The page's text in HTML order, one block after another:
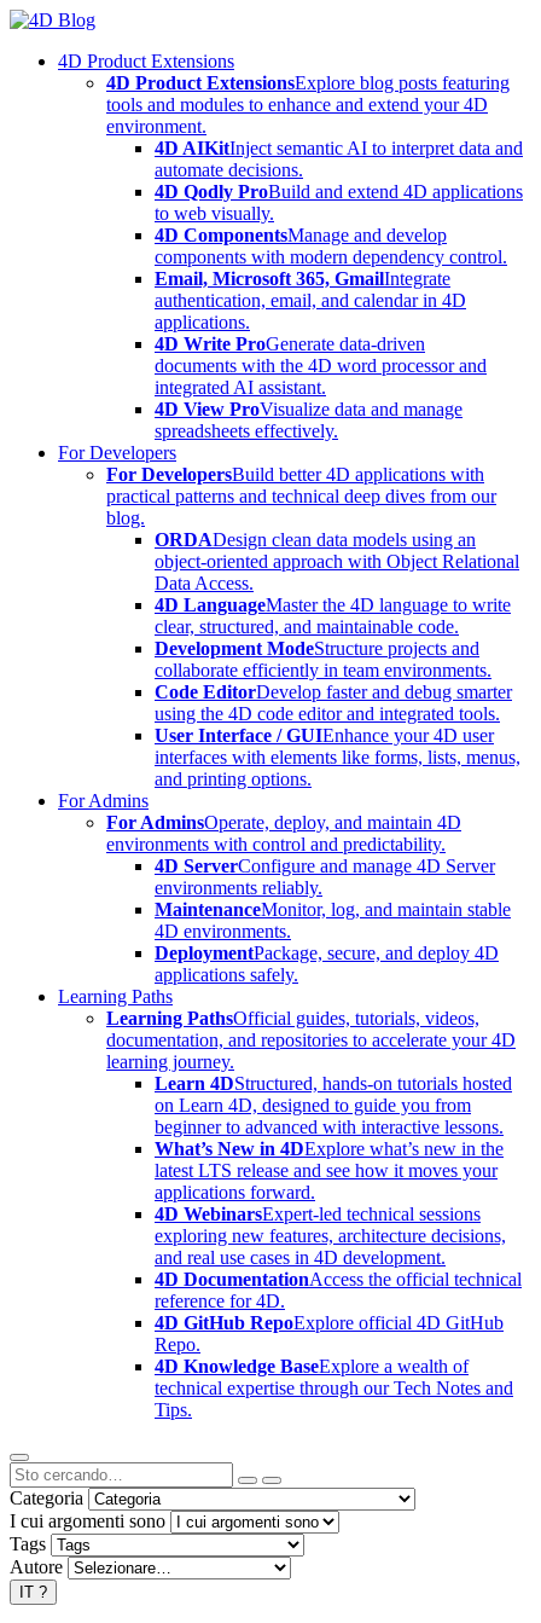
Skip
content4D Product Extensions
4D Product ExtensionsExplore blog posts featuring
tools and modules to enhance and extend your 4D
environment.
4D AIKitInject semantic AI to interpret data and
automate decisions.
4D Qodly ProBuild and extend 4D applications
to web visually.
4D ComponentsManage and develop
components with modern dependency control.
Email, Microsoft 365, GmailIntegrate
authentication, email, and calendar in 4D
applications.
4D Write ProGenerate data-driven
documents with the 4D word processor and
integrated AI assistant.
4D View ProVisualize data and manage
spreadsheets effectively.
For Developers
For DevelopersBuild better 4D applications with
practical patterns and technical deep dives from our
blog.
ORDADesign clean data models using an
object-oriented approach with Object Relational
Data Access.
4D LanguageMaster the 4D language to write
clear, structured, and maintainable code.
Development ModeStructure projects and
collaborate efficiently in team environments.
Code EditorDevelop faster and debug smarter
using the 4D code editor and integrated tools.
User Interface / GUIEnhance your 4D user
interfaces with elements like forms, lists, menus,
and printing options.
For Admins
For AdminsOperate, deploy, and maintain 4D
environments with control and predictability.
4D ServerConfigure and manage 4D Server
environments reliably.
MaintenanceMonitor, log, and maintain stable
4D environments.
DeploymentPackage, secure, and deploy 4D
applications safely.
Learning Paths
Learning PathsOfficial guides, tutorials, videos,
documentation, and repositories to accelerate your 4D
learning journey.
Learn 4DStructured, hands-on tutorials hosted
on Learn 4D, designed to guide you from
beginner to advanced with interactive lessons.
What’s New in 4DExplore what’s new in the
latest LTS release and see how it moves your
applications forward.
4D WebinarsExpert-led technical sessions
exploring new features, architecture decisions,
and real use cases in 4D development.
4D DocumentationAccess the official technical
reference for 4D.
4D GitHub RepoExplore official 4D GitHub
Repo.
4D Knowledge BaseExplore a wealth of
technical expertise through our Tech Notes and
Tips.
Categoria
I cui argomenti sono
Tags
Autore
IT ?